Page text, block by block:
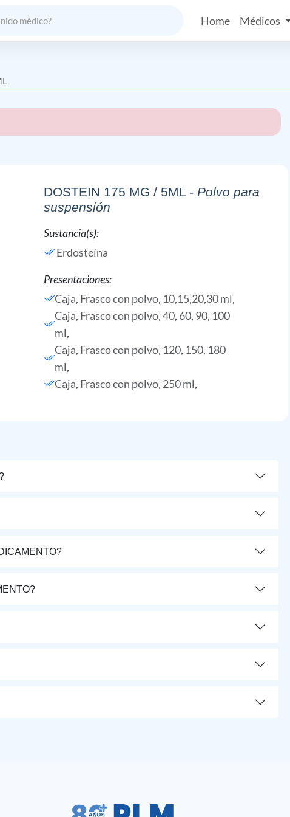
Home Médicos
DOSTEIN 175 MG / 5ML - Polvo para
suspensión
Sustancia(s):
Erdosteína
Presentaciones:
Caja, Frasco con polvo, 10,15,20,30 ml,
Caja, Frasco con polvo, 40, 60, 90, 100
ml,
Caja, Frasco con polvo, 120, 150, 180
ml,
Caja, Frasco con polvo, 250 ml,